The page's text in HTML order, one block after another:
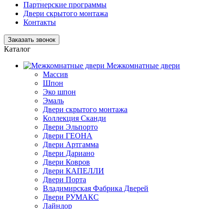
Партнерские программы
Двери скрытого монтажа
Контакты
Заказать звонок
Каталог
Межкомнатные двери
Массив
Шпон
Эко шпон
Эмаль
Двери скрытого монтажа
Коллекция Сканди
Двери Эльпорто
Двери ГЕОНА
Двери Артгамма
Двери Дариано
Двери Ковров
Двери КАПЕЛЛИ
Двери Порта
Владимирская Фабрика Дверей
Двери РУМАКС
Лайндор